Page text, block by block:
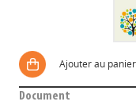
Ajouter au panier
Document